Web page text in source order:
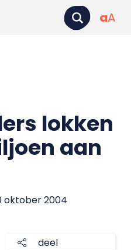
aA
lokken
aan
oktober 2004
deel